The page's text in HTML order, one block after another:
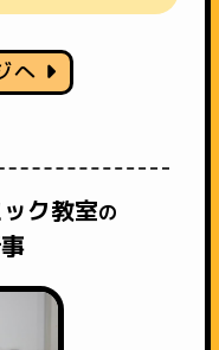
へ
ク教室の